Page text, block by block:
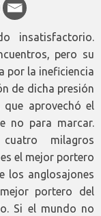
insatisfactorio.
pero su
por la ineficiencia
de dicha presión
que aprovechó el
no para marcar.
milagros
el mejor portero
los anglosajones
portero del
Si el mundo no